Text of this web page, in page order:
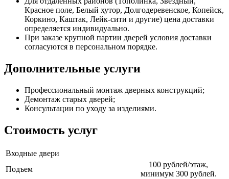
Красное поле, Белый хутор, Долгодеревенское, Копейск,
Коркино, Каштак, Лейк-сити и другие) цена доставки
определяется индивидуально.
При заказе крупной партии дверей условия доставки
согласуются в персональном порядке.
Дополнительные услуги
Профессиональный монтаж дверных конструкций;
Демонтаж старых дверей;
Консультации по уходу за изделиями.
Стоимость услуг
Входные двери
Подъем
100 рублей/этаж,
минимум 300 рублей.